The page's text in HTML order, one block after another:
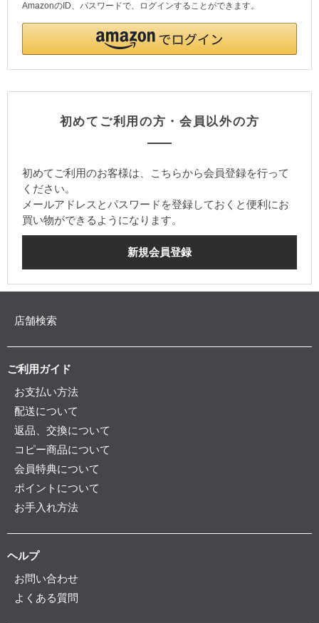
AmazonのID、パスワードで、ログインすることができます。
初めてご利用の方・会員以外の方
初めてご利用のお客様は、こちらから会員登録を行って
ください。
メールアドレスとパスワードを登録しておくと便利にお
買い物ができるようになります。
店舗検索
ご利用ガイド
お支払い方法
配送について
返品、交換について
コピー商品について
会員特典について
ポイントについて
お手入れ方法
ヘルプ
お問い合わせ
よくある質問